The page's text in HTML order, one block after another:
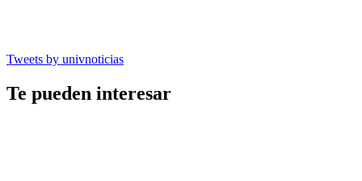
Tweets by univnoticias
Te pueden interesar